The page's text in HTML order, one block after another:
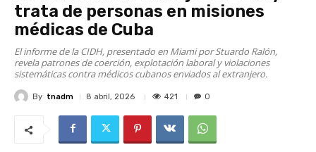
trata de personas en misiones
médicas de Cuba
El informe de la CIDH, presentado en Miami por Stuardo Ralón,
revela patrones de coerción, explotación laboral y violaciones
sistemáticas contra médicos cubanos enviados al extranjero.
By tnadm 8 abril, 2026 421 0